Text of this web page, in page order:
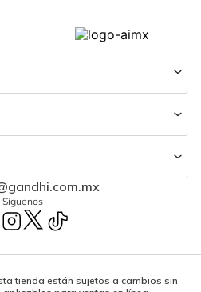
Síguenos
tienda están sujetos a cambios sin